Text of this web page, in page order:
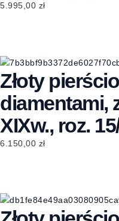
5.995,00 zł
Złoty
diamentami,
XIXw., roz.
6.150,00 zł